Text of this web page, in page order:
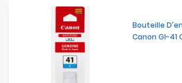
Bouteille
Canon GI-41